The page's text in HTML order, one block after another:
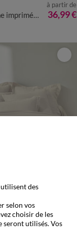
coton 57 fils/cm²
à partir de
36,99 €
160 g/m²
à partir de
45,99 €
des
selon vos
choisir de les
seront utilisés. Vos